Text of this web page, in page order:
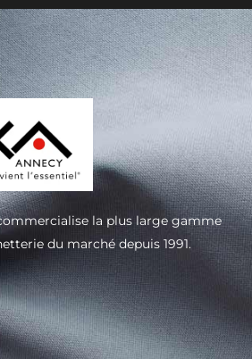
la plus large gamme
du marché depuis 1991.